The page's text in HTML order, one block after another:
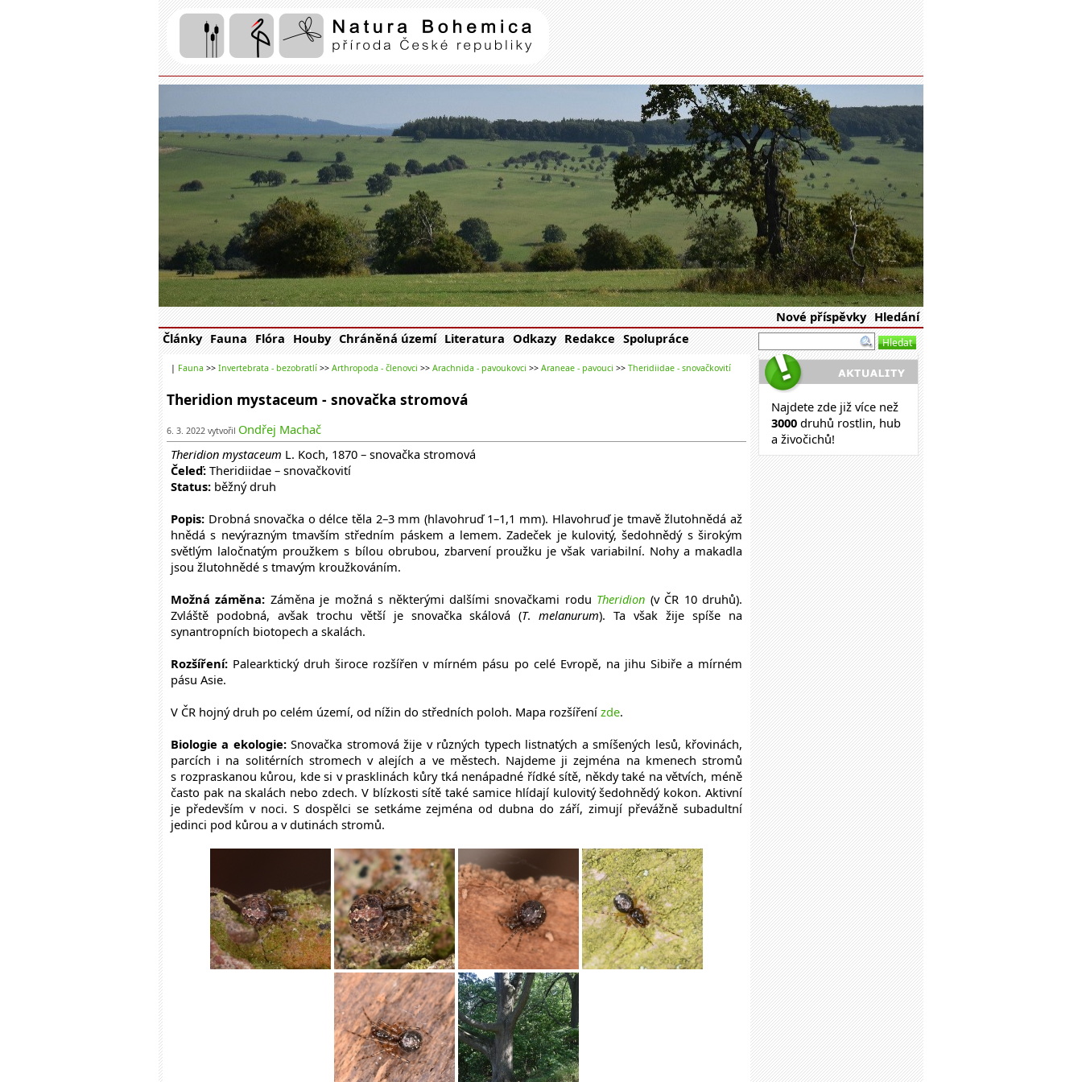
Natura Bohemica| příroda České republiky
Nové příspěvky Hledání
Články Fauna Flóra Houby Chráněná území Literatura Odkazy Redakce Spolupráce
| Fauna >> Invertebrata - bezobratlí >> Arthropoda - členovci >> Arachnida - pavoukovci >> Araneae - pavouci >> Theridiidae - snovačkovití
Theridion mystaceum - snovačka stromová
6. 3. 2022 vytvořil Ondřej Machač
Theridion mystaceum L. Koch, 1870 – snovačka stromová
Čeleď: Theridiidae – snovačkovití
Status: běžný druh
Popis: Drobná snovačka o délce těla 2–3 mm (hlavohruď 1–1,1 mm). Hlavohruď je tmavě žlutohnědá až
hnědá s nevýrazným tmavším středním páskem a lemem. Zadeček je kulovitý, šedohnědý s širokým
světlým laločnatým proužkem s bílou obrubou, zbarvení proužku je však variabilní. Nohy a makadla
jsou žlutohnědé s tmavým kroužkováním.
Možná záměna: Záměna je možná s některými dalšími snovačkami rodu Theridion (v ČR 10 druhů).
Zvláště podobná, avšak trochu větší je snovačka skálová (T.melanurum). Ta však žije spíše na
synantropních biotopech a skalách.
Rozšíření: Palearktický druh široce rozšířen v mírném pásu po celé Evropě, na jihu Sibiře a mírném
pásu Asie.
V ČR hojný druh po celém území, od nížin do středních poloh. Mapa rozšíření zde.
Biologie a ekologie:Snovačka stromová žije v různých typech listnatých a smíšených lesů, křovinách,
parcích i na solitérních stromech v alejích a ve městech. Najdeme ji zejména na kmenech stromů
s rozpraskanou kůrou, kde si v prasklinách kůry tká nenápadné řídké sítě, někdy také na větvích, méně
často pak na skalách nebo zdech. V blízkosti sítě také samice hlídají kulovitý šedohnědý kokon. Aktivní
je především v noci. S dospělci se setkáme zejména od dubna do září, zimují převážně subadultní
jedinci pod kůrou a v dutinách stromů.
Najdete zde již více než
3000 druhů rostlin, hub
a živočichů!